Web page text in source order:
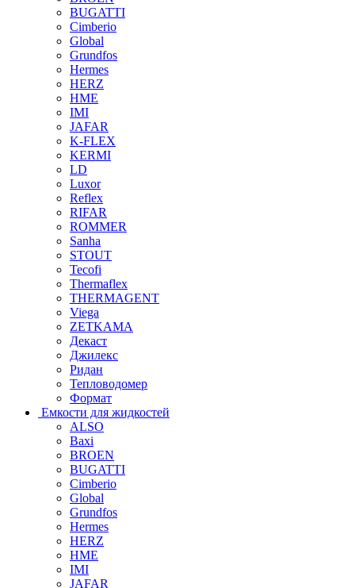
BUGATTI
Cimberio
Global
Grundfos
Hermes
HERZ
HME
IMI
JAFAR
K-FLEX
KERMI
LD
Luxor
Reflex
RIFAR
ROMMER
Sanha
STOUT
Tecofi
Thermaflex
THERMAGENT
Viega
ZETKAMA
Декаст
Джилекс
Ридан
Тепловодомер
Формат
Емкости для жидкостей
ALSO
Baxi
BROEN
BUGATTI
Cimberio
Global
Grundfos
Hermes
HERZ
HME
IMI
JAFAR